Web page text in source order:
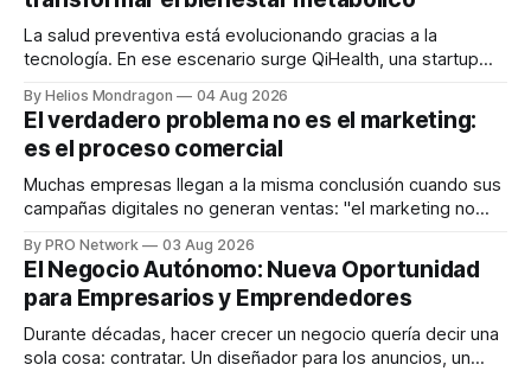
La salud preventiva está evolucionando gracias a la
tecnología. En ese escenario surge QiHealth, una startup
dispositivos inteligentes, inteligencia artificial y monitoreo
en tiempo real para ayudar a las personas a tomar mejores
decisiones sobre su salud metabólica. Su propuesta busca
responder
By Helios Mondragon 04 Aug 2026
El verdadero problema no es el marketing:
es el proceso comercial
Muchas empresas llegan a la misma conclusión cuando sus
campañas digitales no generan ventas: "el marketing no
INTERIUS, el problema suele estar en otro lugar. Durante
una entrevista para el podcast SER PRO, el especialista en
marketing digital explicó que
By PRO Network 03 Aug 2026
El Negocio Autónomo: Nueva Oportunidad
para Empresarios y Emprendedores
Durante décadas, hacer crecer un negocio quería decir una
sola cosa: contratar. Un diseñador para los anuncios, un